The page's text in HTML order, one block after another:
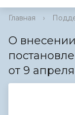
Главная ›
О
от 9